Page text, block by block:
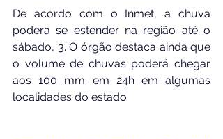
De acordo com o Inmet, a chuva
poderá se estender na região até o
sábado, 3. O órgão destaca ainda que
o volume de chuvas poderá chegar
aos 100 mm em 24h em algumas
localidades do estado.